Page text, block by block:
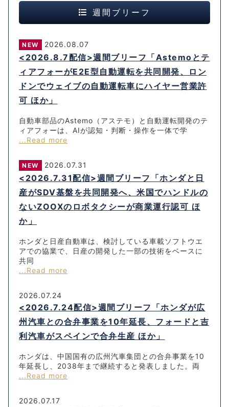
週間ブリーフ
NEW 2026.08.07
<2026.8.7配信>週間ブリーフ「Astemoとテ
ィアフォーがE2E型自動運転を共同開発、ロン
ドンでウェイブの自動運転車にハイヤー営業許
可 ほか」
自動車部品のAstemo（アステモ）と自動運転開発のテ
ィアフォーは、AIが認知・判断・操作を一体で学
...Read more
NEW 2026.07.31
<2026.7.31配信>週間ブリーフ「ホンダと日
産がSDV基盤を共同開発へ、米国でハンドルの
ないZOOXのロボタクシーが商業運行認可 ほ
か」
ホンダと日産自動車は、検討している車載ソフトウエ
アでの協業で、日産の開発した一部の技術をベースに
共同
...Read more
2026.07.24
<2026.7.24配信>週間ブリーフ「ホンダが広
州汽車との合弁事業を10年延長、フォードと吉
利汽車がスペインで合弁生産 ほか」
ホンダは、中国国有の広州汽車集団との合弁事業を10
年延長し、2038年まで継続すると発表しました。両
...Read more
2026.07.17